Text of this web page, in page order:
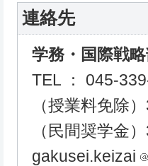
連絡先
学務・国際戦
TEL ： 045-
（授業料免除
（民間奨学金
gakusei.keizai